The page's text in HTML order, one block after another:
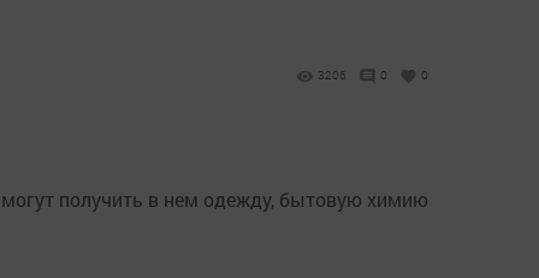
3206 0 0
получить в нем одежду, бытовую химию